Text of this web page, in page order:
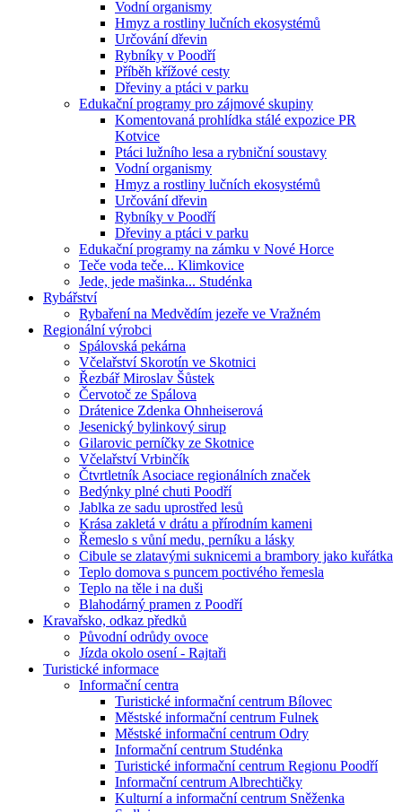
Vodní organismy
Hmyz a rostliny lučních ekosystémů
Určování dřevin
Rybníky v Poodří
Příběh křížové cesty
Dřeviny a ptáci v parku
Edukační programy pro zájmové skupiny
Komentovaná prohlídka stálé expozice PR
Kotvice
Ptáci lužního lesa a rybniční soustavy
Vodní organismy
Hmyz a rostliny lučních ekosystémů
Určování dřevin
Rybníky v Poodří
Dřeviny a ptáci v parku
Edukační programy na zámku v Nové Horce
Teče voda teče... Klimkovice
Jede, jede mašinka... Studénka
Rybářství
Rybaření na Medvědím jezeře ve Vražném
Regionální výrobci
Spálovská pekárna
Včelařství Skorotín ve Skotnici
Řezbář Miroslav Šůstek
Červotoč ze Spálova
Drátenice Zdenka Ohnheiserová
Jesenický bylinkový sirup
Gilarovic perníčky ze Skotnice
Včelařství Vrbinčík
Čtvrtletník Asociace regionálních značek
Bedýnky plné chuti Poodří
Jablka ze sadu uprostřed lesů
Krása zakletá v drátu a přírodním kameni
Řemeslo s vůní medu, perníku a lásky
Cibule se zlatavými suknicemi a brambory jako kuřátka
Teplo domova s puncem poctivého řemesla
Teplo na těle i na duši
Blahodárný pramen z Poodří
Kravařsko, odkaz předků
Původní odrůdy ovoce
Jízda okolo osení - Rajtaři
Turistické informace
Informační centra
Turistické informační centrum Bílovec
Městské informační centrum Fulnek
Městské informační centrum Odry
Informační centrum Studénka
Turistické informační centrum Regionu Poodří
Informační centrum Albrechtičky
Kulturní a informační centrum Sněženka